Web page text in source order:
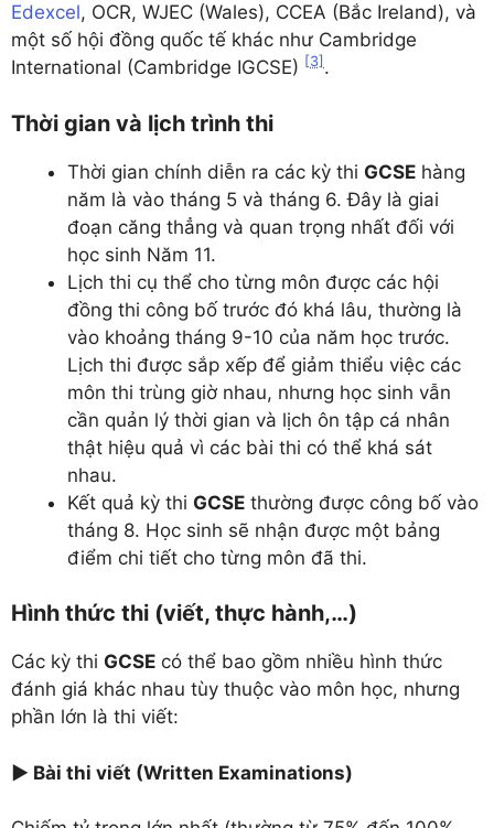
Edexcel, OCR, WJEC (Wales), CCEA (Bắc Ireland), và
một số hội đồng quốc tế khác như Cambridge
International (Cambridge IGCSE) [3] .
Thời gian và lịch trình thi
Thời gian chính diễn ra các kỳ thi GCSE hàng
năm là vào tháng 5 và tháng 6. Đây là giai
đoạn căng thẳng và quan trọng nhất đối với
học sinh Năm 11.
Lịch thi cụ thể cho từng môn được các hội
đồng thi công bố trước đó khá lâu, thường là
vào khoảng tháng 9-10 của năm học trước.
Lịch thi được sắp xếp để giảm thiểu việc các
môn thi trùng giờ nhau, nhưng học sinh vẫn
cần quản lý thời gian và lịch ôn tập cá nhân
thật hiệu quả vì các bài thi có thể khá sát
nhau.
Kết quả kỳ thi GCSE thường được công bố vào
tháng 8. Học sinh sẽ nhận được một bảng
điểm chi tiết cho từng môn đã thi.
Hình thức thi (viết, thực hành,…)
Các kỳ thi GCSE có thể bao gồm nhiều hình thức
đánh giá khác nhau tùy thuộc vào môn học, nhưng
phần lớn là thi viết:
► Bài thi viết (Written Examinations)